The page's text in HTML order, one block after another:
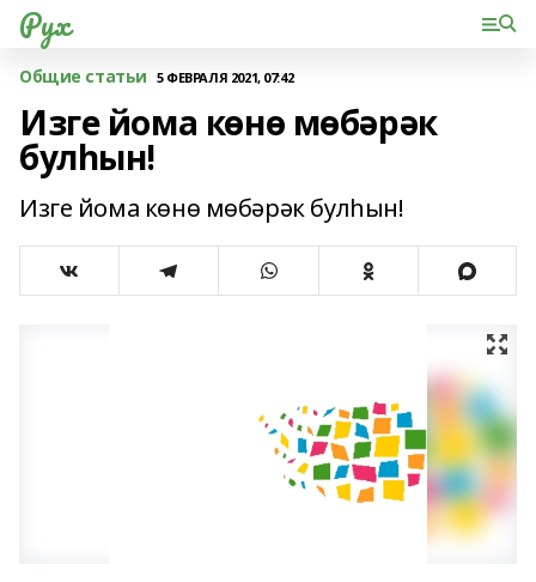
Рух
Общие статьи 5 ФЕВРАЛЯ 2021, 07:42
Изге йома көнө мөбәрәк
булһын!
Изге йома көнө мөбәрәк булһын!